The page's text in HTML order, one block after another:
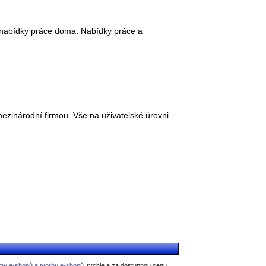
práce doma. Nabídky práce a
firmou. Vše na uživatelské úrovni.